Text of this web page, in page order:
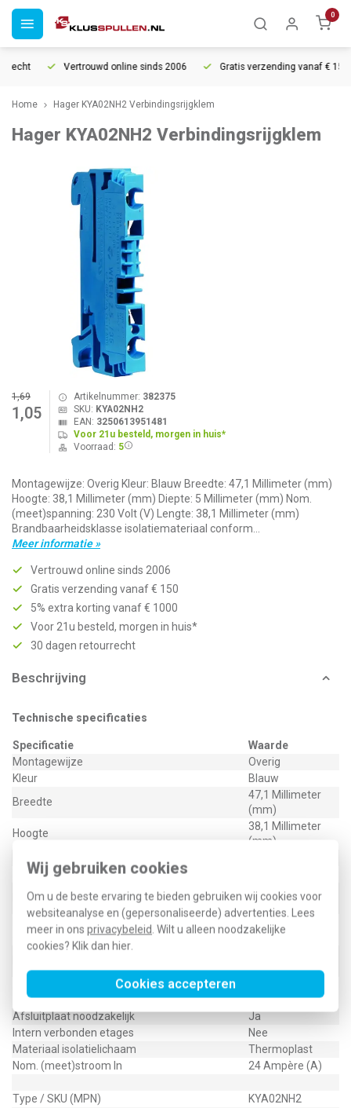
Wij gebruiken cookies
Om u de beste ervaring te bieden gebruiken wij cookies voor
websiteanalyse en (gepersonaliseerde) advertenties. Lees
meer in ons privacybeleid . Wilt u alleen noodzakelijke
cookies? Klik dan hier
Cookies accepteren
0
Vertrouwd online sinds 2006 Gratis verzending vanaf € 150
Home Hager KYA02NH2 Verbindingsrijgklem
Hager KYA02NH2 Verbindingsrijgklem
1,69
1,05
Artikelnummer: 382375
SKU: KYA02NH2
EAN: 3250613951481
Voor 21u besteld, morgen in huis*
Voorraad: 5
Montagewijze: Overig Kleur: Blauw Breedte: 47,1 Millimeter (mm)
Hoogte: 38,1 Millimeter (mm) Diepte: 5 Millimeter (mm) Nom.
(meet)spanning: 230 Volt (V) Lengte: 38,1 Millimeter (mm)
Brandbaarheidsklasse isolatiemateriaal conform...
Meer informatie »
Vertrouwd online sinds 2006
Gratis verzending vanaf € 150
5% extra korting vanaf € 1000
Voor 21u besteld, morgen in huis*
30 dagen retourrecht
Beschrijving
Technische specificaties
Specificatie
Waarde
Montagewijze
Overig
Kleur
Blauw
Breedte
47,1 Millimeter
(mm)
Hoogte
38,1 Millimeter
(mm)
Nom. (meet)spanning
Lengte
38,1 Millimeter
(mm)
Brandbaarheidsklasse isolatiemateriaal
conform UL 94
V0
(mm)
Hoogte bij laagst mogelijke montagehoogte
(mm)
Afsluitplaat noodzakelijk
Ja
Intern verbonden etages
Nee
Materiaal isolatielichaam
Thermoplast
Nom. (meet)stroom In
24 Ampère (A)
Type / SKU (MPN)
KYA02NH2